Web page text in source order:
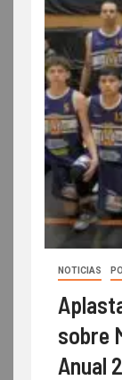
NOTICIAS
sobre
Anual